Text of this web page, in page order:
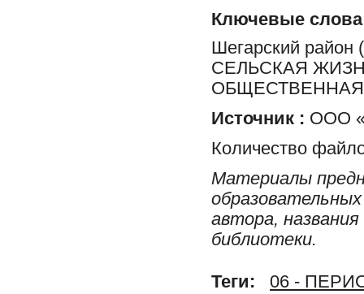
Ключевые слова
Шегарский
СЕЛЬСКАЯ
Источник : ООО
Количество
Материалы
автора,
библиотеки.
Теги:
06 -